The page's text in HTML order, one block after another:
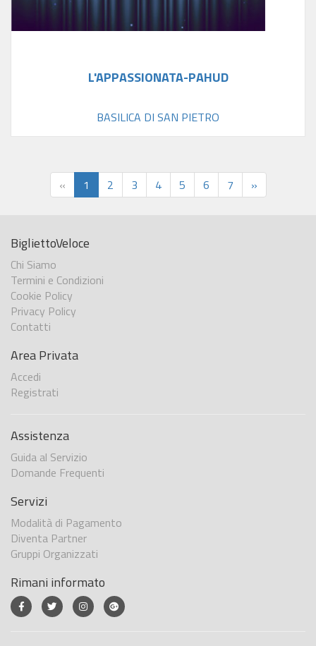
L'APPASSIONATA-PAHUD
BASILICA DI SAN PIETRO
« 1 2 3 4 5 6 7 »
BigliettoVeloce
Chi Siamo
Termini e Condizioni
Cookie Policy
Privacy Policy
Contatti
Area Privata
Accedi
Registrati
Assistenza
Guida al Servizio
Domande Frequenti
Servizi
Modalità di Pagamento
Diventa Partner
Gruppi Organizzati
Rimani informato